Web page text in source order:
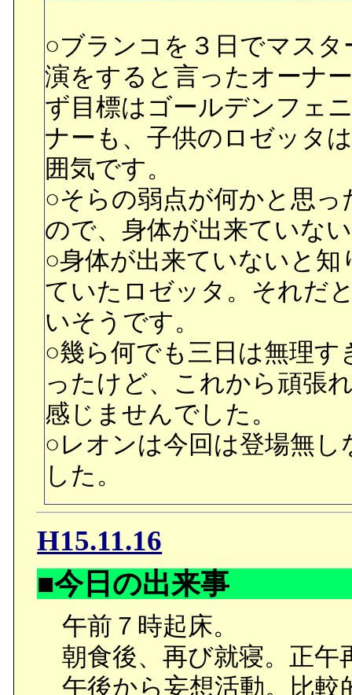
の報に、迷路で変身。マ
まうとは、この段階で正
た。
○レイちゃんを倒した妖
ーと対峙。今度は妖魔の
に向かって攻撃したセー
るんだ。
○そしてジェダイトがセ
を防御するのはタキシー
してセーラームーンがあ
に。それでセーラームー
○冒頭、セーラームーン
うに警告したセーラーＶ
いセーラームーンを見て
ことを呟きますが…。ど
で含めて皆知っていると
○今週も思わせぶりにピ
本格的出番はジェダイト
サイトの登場は何時だろ
か、楽しみなんですけど
れて行った先で火事に出
ごっこと怪我とは直接関
暇中なのでどちらにしろ
■フィーの差し入れの雑
キは、再び先程の少女と
地球環境特集号の入った
まま立ち去ろうとしたハ
は、地球の海について教
いるのだと聞いて吃驚。
キは、自分の故郷の海に
は意識していなかったが
のだと。夜、ハチマキは
それに耐えられるのかと
○データを差し出して、
いやってうじうじと悩む
ですが…。
■帰りは別々の便に乗務
ンシン。タナベがハチマ
こかで読んだ記憶があり
いるのでは無いかと。
○府中野君。態度からし
めに志望まで合わせた眼
後大丈夫なんでしょうか。
○クルミを女の子なら両
いと、アスミ達に言った
思ったらどうやら、父親
○クルミを片手で割った
いた箱を持ち上げてしま
ていたりと、アスミに関
必要なのかを理解してい
辺りをさり気なく描写し
○見た目そのままの性格
もが触ったドアノブに触
手を拒否した万里香。ア
位置ですね。ちょっと性
○ブランコを３日でマス
演をすると言ったオーナ
ず目標はゴールデンフェ
ナーも、子供のロゼッタ
囲気です。
○そらの弱点が何かと思
ので、身体が出来ていな
○身体が出来ていないと
ていたロゼッタ。それだ
いそうです。
○幾ら何でも三日は無理
ったけど、これから頑張
感じませんでした。
○レオンは今回は登場無
した。
H15.11.16
■今日の出来事
午前７時起床。
朝食後、再び就寝。正午
午後から妄想活動。比較